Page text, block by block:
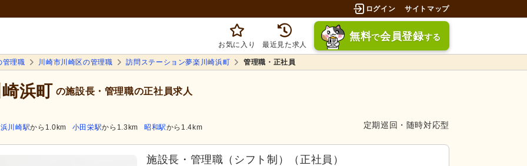
ログイン サイトマップ
お気に入り 最近見た求人
無料で会員登録する
管理職 川崎市川崎区の管理職 訪問ステーション夢楽川崎浜町 管理職・正社員
浜町 の施設長・管理職の正社員求人
定期巡回・随時対応型
浜川崎駅から1.0km 小田栄駅から1.3km 昭和駅から1.4km
施設長・管理職（シフト制）（正社員）